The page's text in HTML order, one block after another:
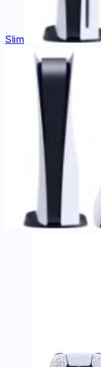
Slim